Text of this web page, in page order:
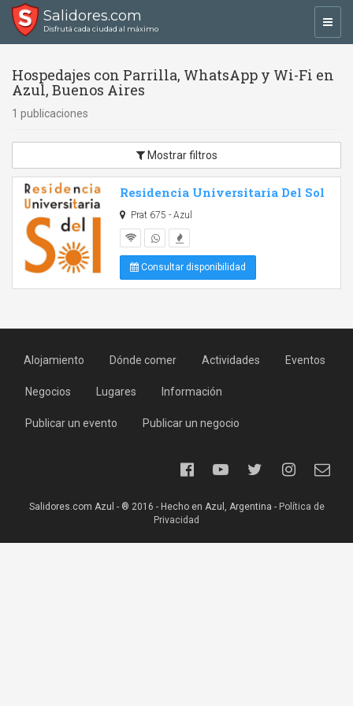
Salidores.com
Disfrutá cada ciudad al máximo
Hospedajes con Parrilla, WhatsApp y Wi-Fi en
Azul, Buenos Aires
1 publicaciones
Mostrar filtros
Residencia Universitaria Del Sol
Prat 675 - Azul
Consultar disponibilidad
Alojamiento Dónde comer Actividades Eventos
Negocios Lugares Información
Publicar un evento Publicar un negocio
Salidores.com Azul - ® 2016 - Hecho en Azul, Argentina - Política de
Privacidad